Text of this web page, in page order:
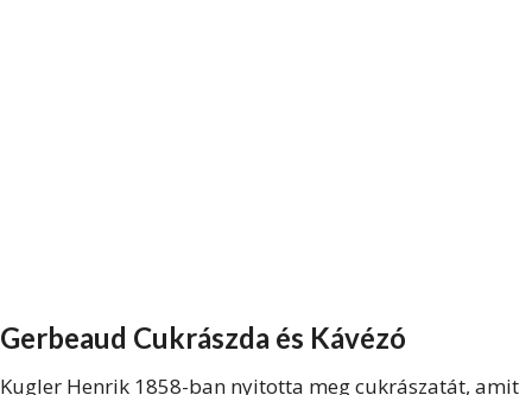
Gerbeaud Cukrászda és Kávézó
Kugler Henrik 1858-ban nyitotta meg cukrászatát, amit